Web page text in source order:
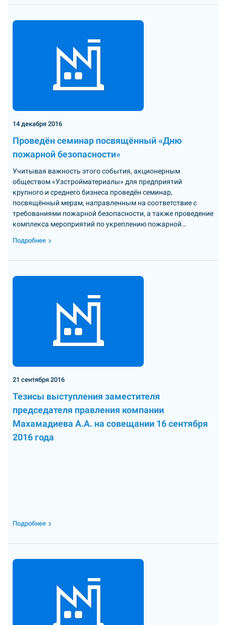
14 декабря 2016
Проведён семинар посвящённый «Дню
пожарной безопасности»
Учитывая важность этого события, акционерным
обществом «Узстройматериалы» для предприятий
крупного и среднего бизнеса проведён семинар,
посвящённый мерам, направленным на соответствие с
требованиями пожарной безопасности, а также проведение
комплекса мероприятий по укреплению пожарной
Подробнее
21 сентября 2016
Тезисы выступления заместителя
председателя правления компании
Махамадиева А.А. на совещании 16 сентября
2016 года
Подробнее